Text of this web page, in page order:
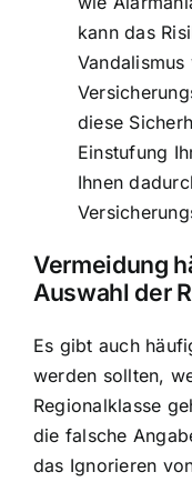
kann das
diese
Einstufung
Ihnen
Vermeidung
Auswahl der
Es gibt auch
werden sollten,
Regionalklasse
die falsche
das Ignorieren